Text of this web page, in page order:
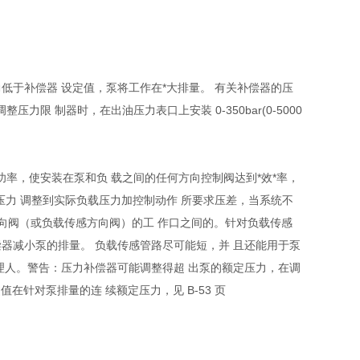
于补偿器 设定值，泵将工作在*大排量。 有关补偿器的压
压力限 制器时，在出油压力表口上安装 0-350bar(0-5000
，使安装在泵和负 载之间的任何方向控制阀达到*效*率，
调整到实际负载压力加控制动作 所要求压差，当系统不
（或负载传感方向阀）的工 作口之间的。针对负载传感
减小泵的排量。 负载传感管路尽可能短，并 且还能用于泵
。警告：压力补偿器可能调整得超 出泵的额定压力，在调
在针对泵排量的连 续额定压力，见 B-53 页